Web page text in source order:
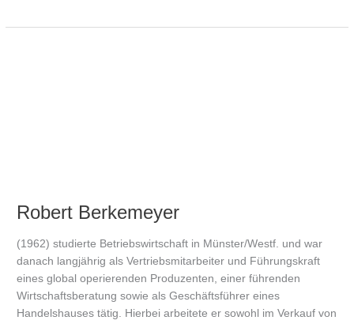
Robert Berkemeyer
(1962) studierte Betriebswirtschaft in Münster/Westf. und war
danach langjährig als Vertriebsmitarbeiter und Führungskraft
eines global operierenden Produzenten, einer führenden
Wirtschaftsberatung sowie als Geschäftsführer eines
Handelshauses tätig. Hierbei arbeitete er sowohl im Verkauf von